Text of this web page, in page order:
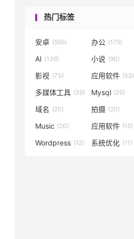
热门标签
安卓 (595) 办公 (175)
AI (136) 小说 (90)
影视 (73) 应用软件 (53)
多媒体工具 (39) Mysql (25)
域名 (20) 拍摄 (20)
Music (20) 应用软件 (15)
Wordpress (12) 系统优化 (11)